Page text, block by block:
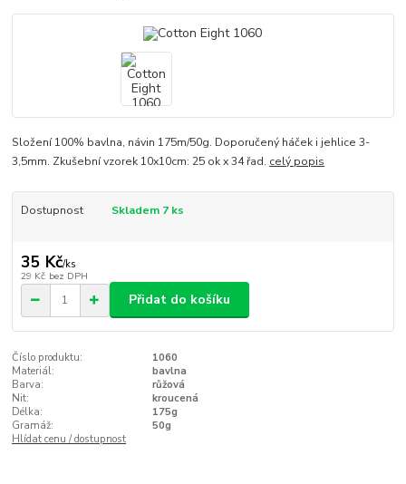
Složení 100% bavlna, návin 175m/50g. Doporučený háček i jehlice 3-
3,5mm. Zkušební vzorek 10x10cm: 25 ok x 34 řad. celý popis
Dostupnost Skladem 7 ks
35 Kč/ks
29 Kč bez DPH
Přidat do košíku
Číslo produktu:
1060
Materiál:
bavlna
Barva:
růžová
Nit:
kroucená
Délka:
175g
Gramáž:
50g
Hlídat cenu / dostupnost